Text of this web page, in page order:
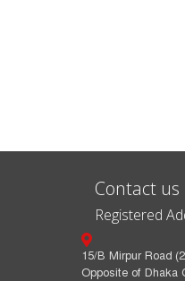
Contact us
Registered
15/B Mirpur Road
Opposite of Dhaka